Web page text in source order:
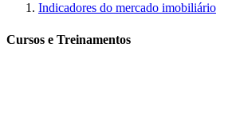
Indicadores do mercado imobiliário
Cursos e Treinamentos